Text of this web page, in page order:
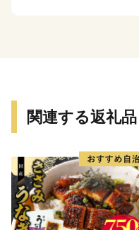
ら、ふるさと納税を通
いただければ幸いに存
関連する返礼